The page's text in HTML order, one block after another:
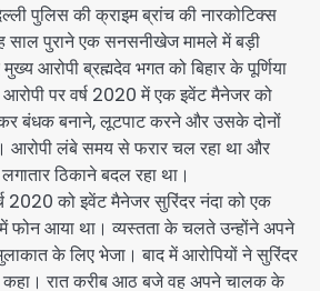
पुलिस की क्राइम ब्रांच की नारकोटिक्स
साल पुराने एक सनसनीखेज मामले में बड़ी
आरोपी ब्रह्मदेव भगत को बिहार के पूर्णिया
पर वर्ष 2020 में एक इवेंट मैनेजर को
बंधक बनाने, लूटपाट करने और उसके दोनों
आरोपी लंबे समय से फरार चल रहा था और
ठिकाने बदल रहा था।
2020 को इवेंट मैनेजर सुरिंदर नंदा को एक
में फोन आया था। व्यस्तता के चलते उन्होंने अपने
के लिए भेजा। बाद में आरोपियों ने सुरिंदर
रात करीब आठ बजे वह अपने चालक के